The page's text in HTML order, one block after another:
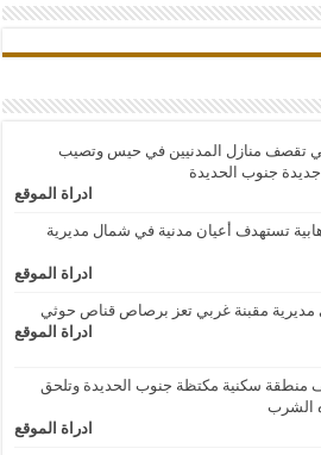
تقصف منازل المدنيين في حيس وتصيب
جنوب الحديدة
ادراة الموقع
تستهدف أعيان مدنية في شمال مديرية
ادراة الموقع
مقبنة غربي تعز برصاص قناص حوثي
ادراة الموقع
منطقة سكنية مكتظة جنوب الحديدة وتلحق
الشرب
ادراة الموقع